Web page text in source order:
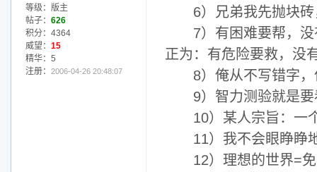
等级：版主
帖子： 626
积分：4364
威望： 15
精华：5
注册： 2006-04-26 20:48:07
6）兄弟我先抛块砖
7）有困难要帮，没
正为：有危险要救，没
8）俺从不写错字，
9）智力测验就是要
10）某人宗旨：一个
11）我不会眼睁睁地
12）理想的世界=免